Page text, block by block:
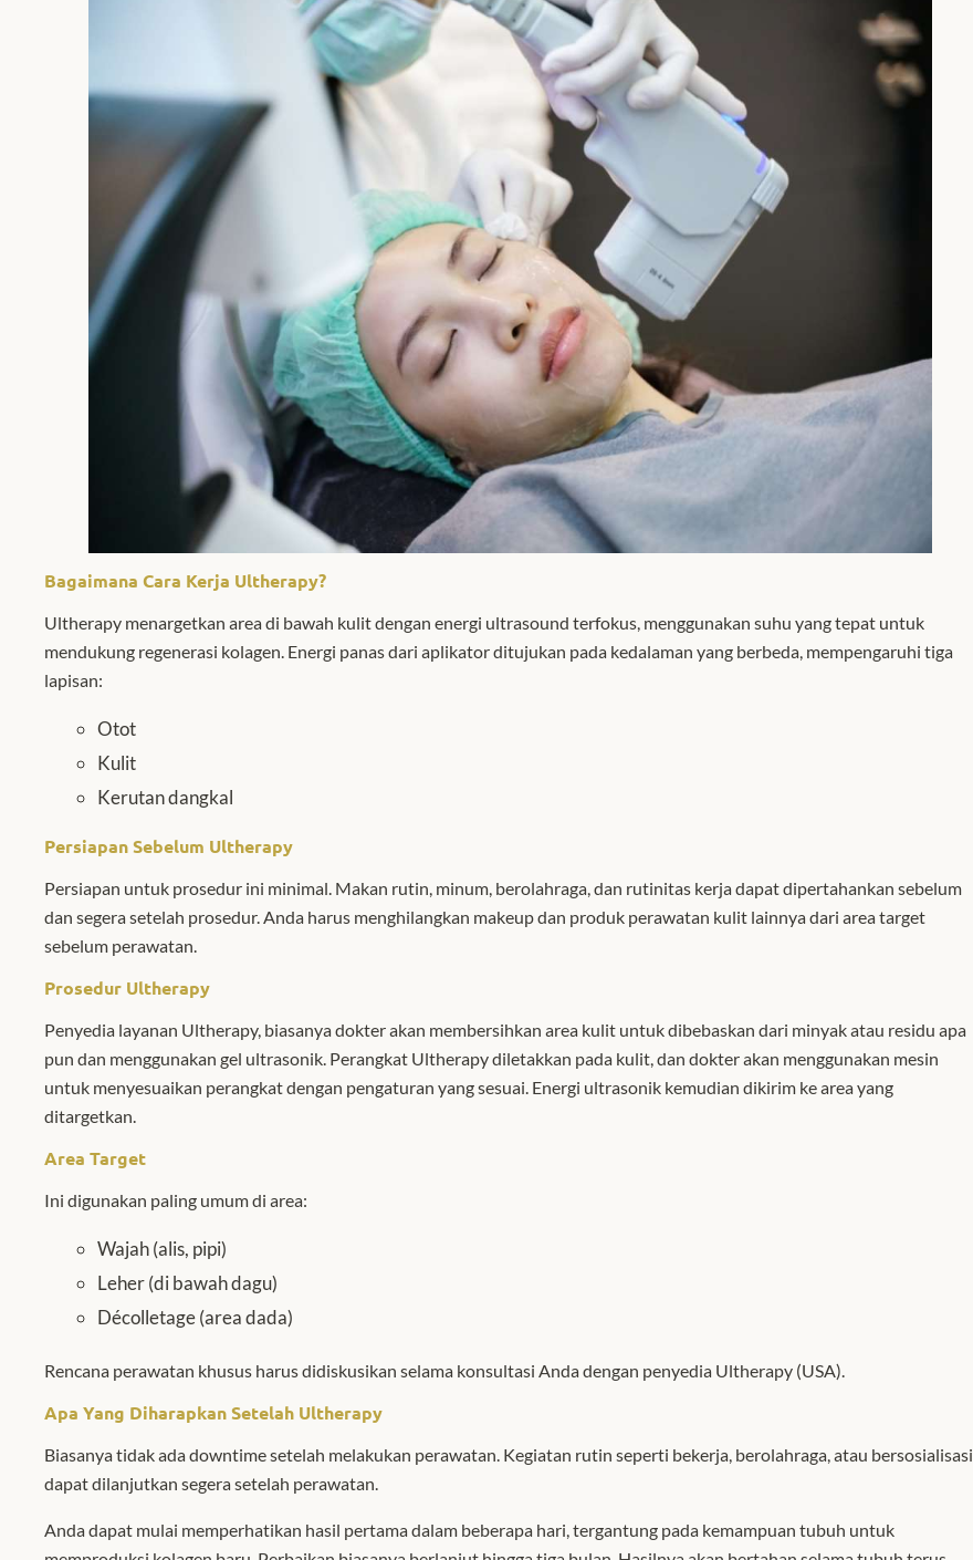
Bagaimana Cara Kerja Ultherapy?
Ultherapy menargetkan area di bawah kulit dengan energi ultrasound terfokus, menggunakan suhu yang tepat untuk
mendukung regenerasi kolagen. Energi panas dari aplikator ditujukan pada kedalaman yang berbeda, mempengaruhi tiga
lapisan:
Otot
Kulit
Kerutan dangkal
Persiapan Sebelum Ultherapy
Persiapan untuk prosedur ini minimal. Makan rutin, minum, berolahraga, dan rutinitas kerja dapat dipertahankan sebelum
dan segera setelah prosedur. Anda harus menghilangkan makeup dan produk perawatan kulit lainnya dari area target
sebelum perawatan.
Prosedur Ultherapy
Penyedia layanan Ultherapy, biasanya dokter akan membersihkan area kulit untuk dibebaskan dari minyak atau residu apa
pun dan menggunakan gel ultrasonik. Perangkat Ultherapy diletakkan pada kulit, dan dokter akan menggunakan mesin
untuk menyesuaikan perangkat dengan pengaturan yang sesuai. Energi ultrasonik kemudian dikirim ke area yang
ditargetkan.
Area Target
Ini digunakan paling umum di area:
Wajah (alis, pipi)
Leher (di bawah dagu)
Décolletage (area dada)
Rencana perawatan khusus harus didiskusikan selama konsultasi Anda dengan penyedia Ultherapy (USA).
Apa Yang DiharapkanSetelah Ultherapy
Biasanya tidak ada downtime setelah melakukan perawatan. Kegiatan rutin seperti bekerja, berolahraga, atau bersosialisasi
dapat dilanjutkan segera setelah perawatan.
Anda dapat mulai memperhatikan hasil pertama dalam beberapa hari, tergantung pada kemampuan tubuh untuk